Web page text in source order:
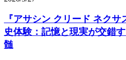
『アサシン クリード ネク
史体験：記憶と現実が交錯
髄